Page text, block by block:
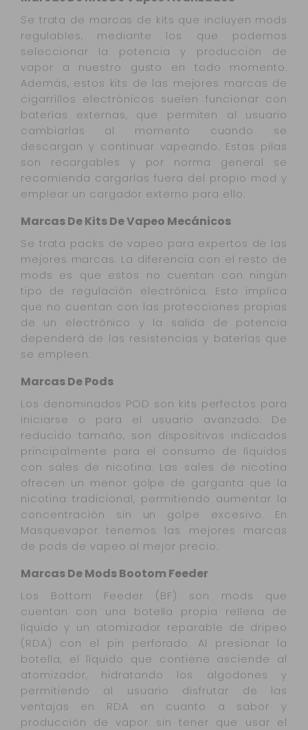
Se trata de marcas de kits que incluyen mods
regulables, mediante los que podemos
seleccionar la potencia y producción de
vapor a nuestro gusto en todo momento.
Además, estos kits de las mejores marcas de
cigarrillos electrónicos suelen funcionar con
baterías externas, que permiten al usuario
cambiarlas al momento cuando se
descargan y continuar vapeando. Estas pilas
son recargables y por norma general se
recomienda cargarlas fuera del propio mod y
emplear un cargador externo para ello.
Marcas De Kits De Vapeo Mecánicos
Se trata packs de vapeo para expertos de las
mejores marcas. La diferencia con el resto de
mods es que estos no cuentan con ningún
tipo de regulación electrónica. Esto implica
que no cuentan con las protecciones propias
de un electrónico y la salida de potencia
dependerá de las resistencias y baterías que
se empleen.
Marcas De Pods
Los denominados POD son kits perfectos para
iniciarse o para el usuario avanzado. De
reducido tamaño, son dispositivos indicados
principalmente para el consumo de líquidos
con sales de nicotina. Las sales de nicotina
ofrecen un menor golpe de garganta que la
nicotina tradicional, permitiendo aumentar la
concentración sin un golpe excesivo. En
Masquevapor tenemos las mejores marcas
de pods de vapeo al mejor precio.
Marcas De Mods Bootom Feeder
Los Bottom Feeder (BF) son mods que
cuentan con una botella propia rellena de
líquido y un atomizador reparable de dripeo
(RDA) con el pin perforado. Al presionar la
botella, el líquido que contiene asciende al
atomizador, hidratando los algodones y
permitiendo al usuario disfrutar de las
ventajas en RDA en cuanto a sabor y
producción de vapor sin tener que usar el